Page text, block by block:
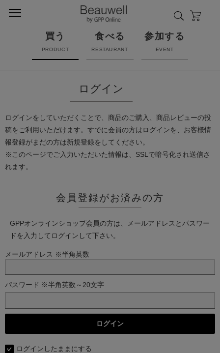
買う
PRODUCT
食べる
RESTAURANT
参加する
EVENT
ログイン
ログインをしていただくことで、商品のご購入、商品レビューの投
稿をご利用いただけます。すでに会員の方はログインを、お客様情
報登録がまだの方は新規登録をしてください。
※このページでご入力いただいた情報は、SSLで暗号化され送信さ
れます。
会員登録がお済みの方
GPPオンラインショップ会員の方は、メールアドレスとパスワー
ドを入力してログインして下さい。
メールアドレス ※半角英数
パスワード ※半角英数～20文字
ログインしたままにする